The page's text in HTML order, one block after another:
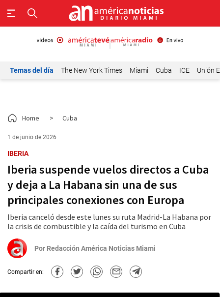
Temas del día The New York Times Miami Cuba ICE Unión
Home > Cuba
1 de junio de 2026
IBERIA
Iberia suspende vuelos directos a Cuba
y deja a La Habana sin una de sus
principales conexiones con Europa
Iberia canceló desde este lunes su ruta Madrid-La Habana por
la crisis de combustible y la caída del turismo en Cuba
Por Redacción América Noticias Miami
Compartir en: